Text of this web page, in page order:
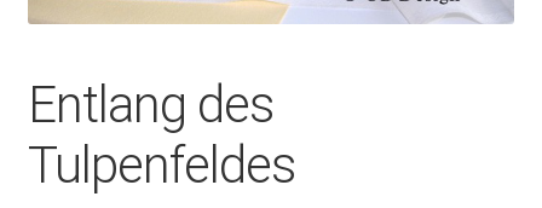
Entlang des
Tulpenfeldes